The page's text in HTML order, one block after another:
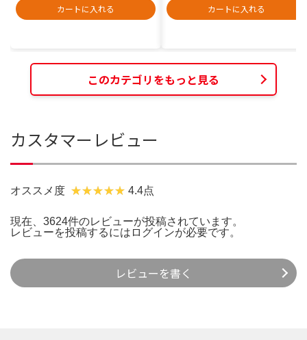
カートに入れる
カートに入れる
このカテゴリをもっと見る
カスタマーレビュー
オススメ度 4.4点
現在、3624件のレビューが投稿されています。
レビューを投稿するには ログインが必要です。
レビューを書く